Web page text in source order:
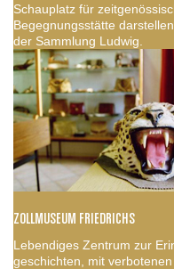
Schauplatz für
Begegnungsstätte
der Sammlung Ludwig.
ZOLLMUSEUM FRIEDRICHS
Lebendiges Zentrum zur
geschichten, mit